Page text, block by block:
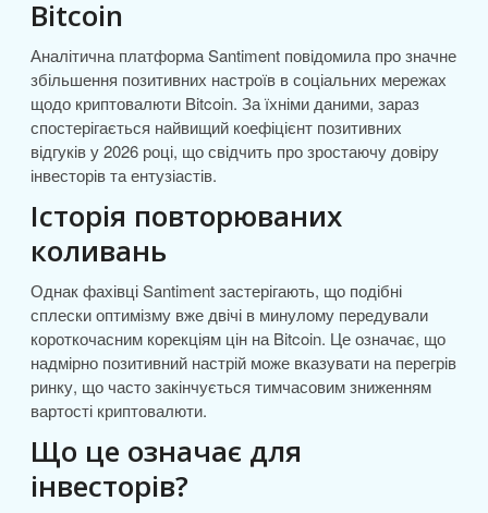
Bitcoin
Аналітична платформа Santiment повідомила про значне
збільшення позитивних настроїв в соціальних мережах
щодо криптовалюти Bitcoin. За їхніми даними, зараз
спостерігається найвищий коефіцієнт позитивних
відгуків у 2026 році, що свідчить про зростаючу довіру
інвесторів та ентузіастів.
Історія повторюваних
коливань
Однак фахівці Santiment застерігають, що подібні
сплески оптимізму вже двічі в минулому передували
короткочасним корекціям цін на Bitcoin. Це означає, що
надмірно позитивний настрій може вказувати на перегрів
ринку, що часто закінчується тимчасовим зниженням
вартості криптовалюти.
Що це означає для
інвесторів?